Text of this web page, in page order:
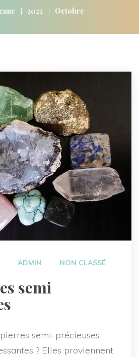
| 2022 | Octobre
ADMIN NON CLASSÉ
semi
semi-précieuses
? Elles proviennent